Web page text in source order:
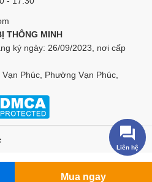
Mua ngay
hợp với thông số kỹ thuật của ổ
24h BULL GND-2D
trực tiếp với lửa
THÔNG MINH
ký ngày: 26/09/2023, nơi cấp
Phúc, Phường Vạn Phúc,
Liên hệ